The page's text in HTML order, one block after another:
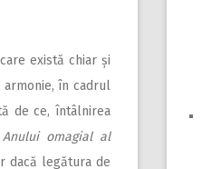
există chiar și
în cadrul
de ce, întâlnirea
Anului omagial al
dacă legătura de